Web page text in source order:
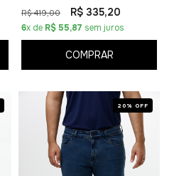
R$ 419,00 R$ 335,20
6x de R$ 55,87 sem juros
COMPRAR
20% OFF